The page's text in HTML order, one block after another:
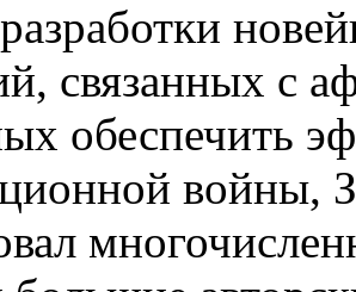
связанных с
обеспечить
войны,